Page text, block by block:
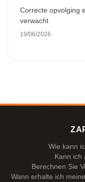
Correcte opvolging
verwacht
19/06/2026
Wie kann
Kann ich
Berechnen Sie
Wann erhalte ich